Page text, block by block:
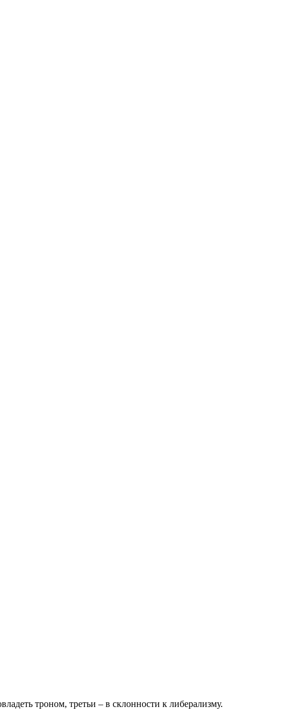
троном, третьи – в склонности к либерализму.